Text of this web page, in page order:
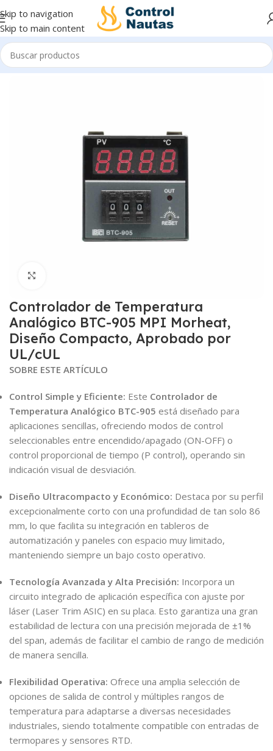
Skip to navigation
Skip to main content
Inicio Control e Indicación Controladores
Controlador de Temperatura
Analógico BTC-905 MPI Morheat,
Diseño Compacto, Aprobado por
UL/cUL
SOBRE ESTE ARTÍCULO
Control Simple y Eficiente: Este Controlador de
Temperatura Analógico BTC-905 está diseñado para
aplicaciones sencillas, ofreciendo modos de control
seleccionables entre encendido/apagado (ON-OFF) o
control proporcional de tiempo (P control), operando sin
indicación visual de desviación.
Diseño Ultracompacto y Económico: Destaca por su perfil
excepcionalmente corto con una profundidad de tan solo 86
mm, lo que facilita su integración en tableros de
automatización y paneles con espacio muy limitado,
manteniendo siempre un bajo costo operativo.
Tecnología Avanzada y Alta Precisión: Incorpora un
circuito integrado de aplicación específica con ajuste por
láser (Laser Trim ASIC) en su placa. Esto garantiza una gran
estabilidad de lectura con una precisión mejorada de ±1%
del span, además de facilitar el cambio de rango de medición
de manera sencilla.
Flexibilidad Operativa: Ofrece una amplia selección de
opciones de salida de control y múltiples rangos de
temperatura para adaptarse a diversas necesidades
industriales, siendo totalmente compatible con entradas de
termopares y sensores RTD.